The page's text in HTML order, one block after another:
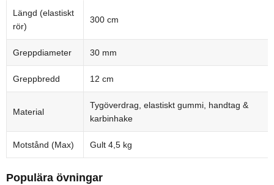
Längd (elastiskt
rör)
300 cm
Greppdiameter 30 mm
Greppbredd 12 cm
Material
Tygöverdrag, elastiskt gummi, handtag &
karbinhake
Motstånd (Max) Gult 4,5 kg
Populära övningar